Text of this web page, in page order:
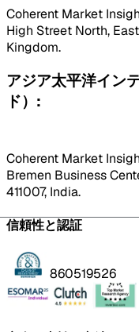
Coherent Market
High Street North,
Kingdom.
アジア太平洋イン
ド）:
Coherent Market
Bremen Business
411007, India.
信頼性と認証
860519526